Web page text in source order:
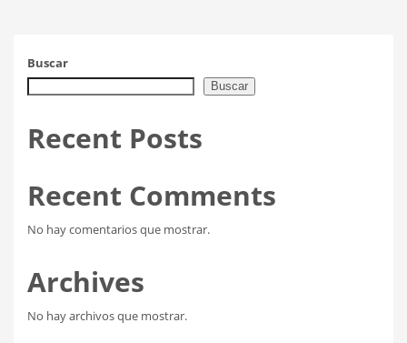
Buscar
Buscar
Recent Posts
Recent Comments
No hay comentarios que mostrar.
Archives
No hay archivos que mostrar.